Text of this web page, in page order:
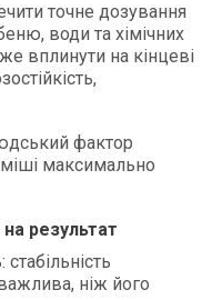
точне дозування
води та хімічних
вплинути на кінцеві
фактор
максимально
результат
ніж його